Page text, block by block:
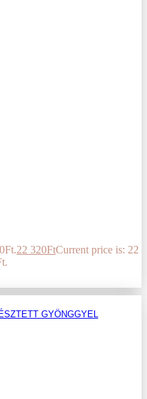
22 320FtCurrent price is: 22
GYÖNGGYEL